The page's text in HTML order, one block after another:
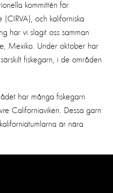
kommittén för
(CIRVA), och kaliforniska
har vi slagit oss samman
Mexiko. Under oktober har
fiskegarn, i de områden
har många fiskegarn
Californiaviken. Dessa garn
är nära